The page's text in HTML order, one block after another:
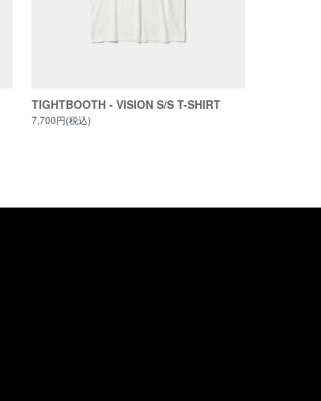
TIGHTBOOTH - VISION S/S T-SHIRT
7,700円(税込)